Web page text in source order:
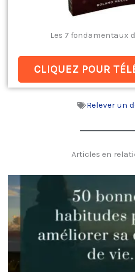
Les 7 fondamentaux
CLIQUEZ POUR
Relever un
Articles en